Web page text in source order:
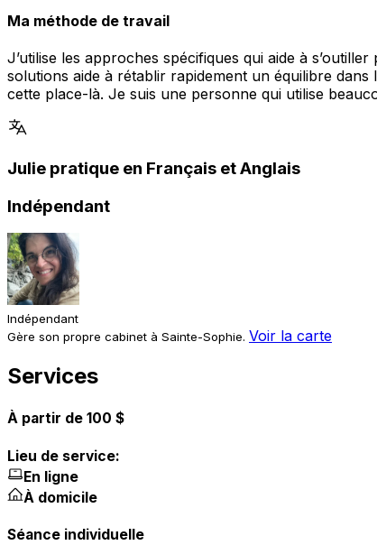
Ma méthode de travail
J’utilise les approches spécifiques qui aide à
solutions aide à rétablir rapidement un équilibre
cette place-là. Je suis une personne qui utilise
Julie pratique en Français et Anglais
Indépendant
Indépendant
Gère son propre cabinet à Sainte-Sophie. Voir la carte
Services
À partir de 100 $
Lieu de service:
En ligne
À domicile
Séance individuelle